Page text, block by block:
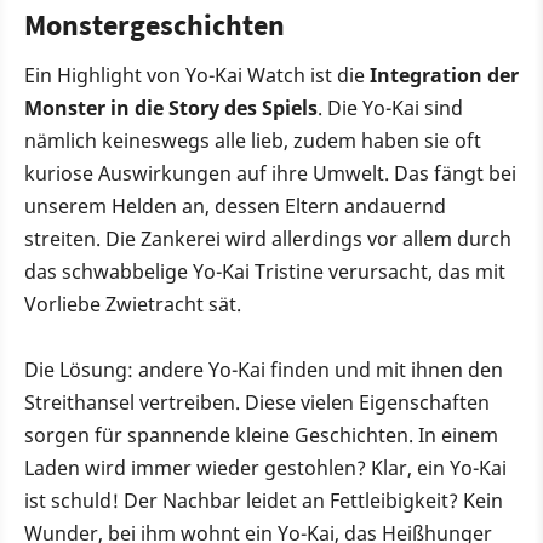
Monstergeschichten
Ein Highlight von Yo-Kai Watch ist dieIntegration der
Monster in die Story des Spiels. Die Yo-Kai sind
nämlich keineswegs alle lieb, zudem haben sie oft
kuriose Auswirkungen auf ihre Umwelt. Das fängt bei
unserem Helden an, dessen Eltern andauernd
streiten. Die Zankerei wird allerdings vor allem durch
das schwabbelige Yo-Kai Tristine verursacht, das mit
Vorliebe Zwietracht sät.
Die Lösung: andere Yo-Kai finden und mit ihnen den
Streithansel vertreiben. Diese vielen Eigenschaften
sorgen für spannende kleine Geschichten. In einem
Laden wird immer wieder gestohlen? Klar, ein Yo-Kai
ist schuld! Der Nachbar leidet an Fettleibigkeit? Kein
Wunder, bei ihm wohnt ein Yo-Kai, das Heißhunger